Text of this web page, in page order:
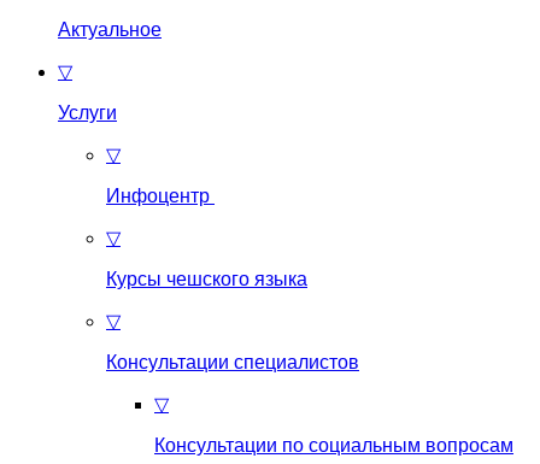
Актуальное
▽
Услуги
▽
Инфоцентр
▽
Курсы чешского языка
▽
Консультации специалистов
▽
Консультации по социальным вопросам